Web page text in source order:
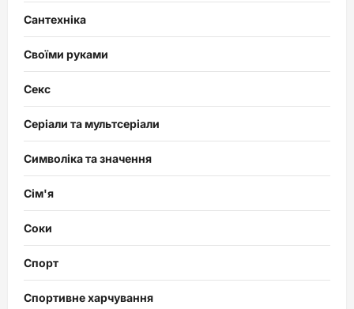
Сантехніка
Своїми руками
Секс
Серіали та мультсеріали
Символіка та значення
Сім'я
Соки
Спорт
Спортивне харчування